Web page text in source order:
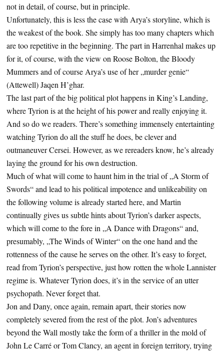
not in detail, of course, but in principle.
Unfortunately, this is less the case with Arya’s storyline, which is
the weakest of the book. She simply has too many chapters which
are too repetitive in the beginning. The part in Harrenhal makes up
for it, of course, with the view on Roose Bolton, the Bloody
Mummers and of course Arya’s use of her „murder genie“
(Attewell) Jaqen H’ghar.
The last part of the big political plot happens in King’s Landing,
where Tyrion is at the height of his power and really enjoying it.
And so do we readers. There’s something immensely entertainting
watching Tyrion do all the stuff he does, be clever and
outmaneuver Cersei. However, as we rereaders know, he’s already
laying the ground for his own destruction.
Much of what will come to haunt him in the trial of „A Storm of
Swords“ and lead to his political impotence and unlikeability on
the following volume is already started here, and Martin
continually gives us subtle hints about Tyrion’s darker aspects,
which will come to the fore in „A Dance with Dragons“ and,
presumably, „The Winds of Winter“ on the one hand and the
rottenness of the cause he serves on the other. It’s easy to forget,
read from Tyrion’s perspective, just how rotten the whole Lannister
regime is. Whatever Tyrion does, it’s in the service of an utter
psychopath. Never forget that.
Jon and Dany, once again, remain apart, their stories now
completely severed from the rest of the plot. Jon’s adventures
beyond the Wall mostly take the form of a thriller in the mold of
John Le Carré or Tom Clancy, an agent in foreign territory, trying